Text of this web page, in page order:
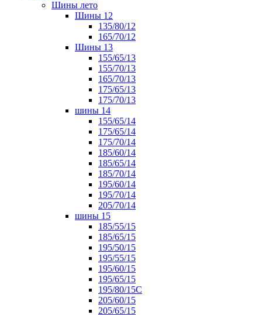
Шины лето
Шины 12
135/80/12
165/70/12
Шины 13
155/65/13
155/70/13
165/70/13
175/65/13
175/70/13
шины 14
155/65/14
175/65/14
175/70/14
185/60/14
185/65/14
185/70/14
195/60/14
195/70/14
205/70/14
шины 15
185/55/15
185/65/15
195/50/15
195/55/15
195/60/15
195/65/15
195/80/15С
205/60/15
205/65/15